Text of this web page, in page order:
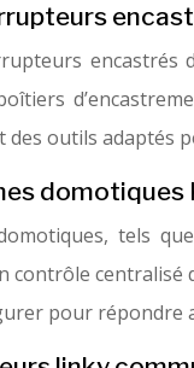
encastrés
des outils adaptés
domotiques
tels
contrôle
pour répondre